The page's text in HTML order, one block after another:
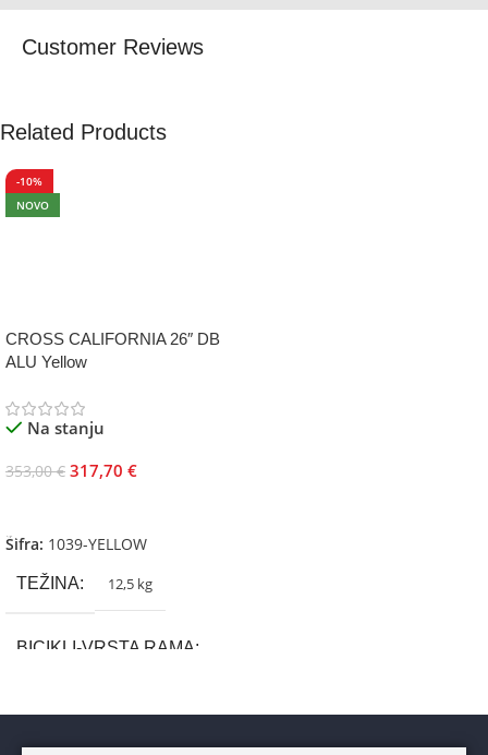
Customer Reviews
Related Products
-10%
NOVO
CROSS CALIFORNIA 26″ DB
ALU Yellow
Na stanju
353,00€ 317,70 €
Šifra: 1039-YELLOW
TEŽINA 12,5 kg
BICIKLI-VRSTA RAMA